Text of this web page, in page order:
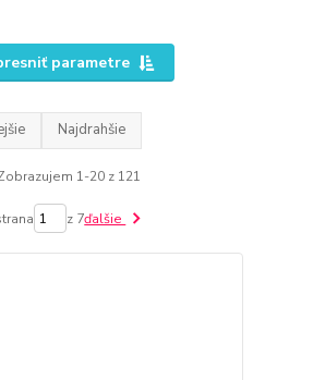
parametre
Najdrahšie
1-20 z 121
z 7ďalšie